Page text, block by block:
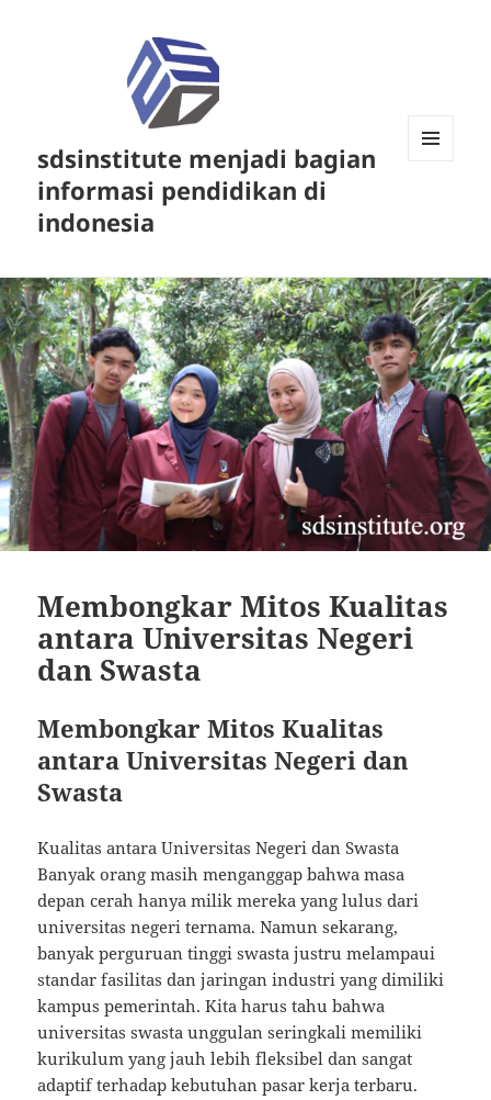
sdsinstitute menjadi bagian
informasi pendidikan di
indonesia
Membongkar Mitos Kualitas
antara Universitas Negeri
dan Swasta
Membongkar Mitos Kualitas
antara Universitas Negeri dan
Swasta
Kualitas antara Universitas Negeri dan Swasta
Banyak orang masih menganggap bahwa masa
depan cerah hanya milik mereka yang lulus dari
universitas negeri ternama. Namun sekarang,
banyak perguruan tinggi swasta justru melampaui
standar fasilitas dan jaringan industri yang dimiliki
kampus pemerintah. Kita harus tahu bahwa
universitas swasta unggulan seringkali memiliki
kurikulum yang jauh lebih fleksibel dan sangat
adaptif terhadap kebutuhan pasar kerja terbaru.